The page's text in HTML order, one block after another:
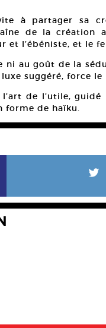
à partager sa
de la création
et l’ébéniste, et le
ni au goût de la
suggéré, force le
de l’utile,
forme de haïku.
L